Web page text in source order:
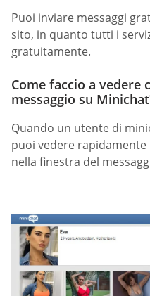
Puoi inviare messaggi
sito, in quanto tutti i
gratuitamente.
Come faccio a vedere
messaggio su
Quando un utente di
puoi vedere
nella finestra del